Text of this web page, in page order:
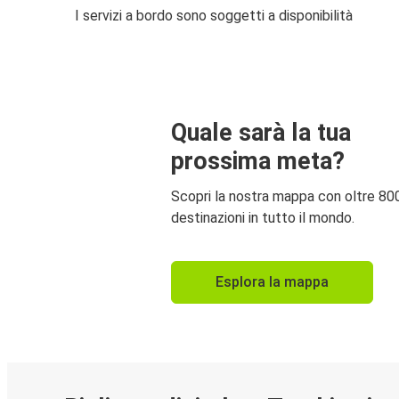
I servizi a bordo sono soggetti a disponibilità
Quale sarà la tua
prossima meta?
Scopri la nostra mappa con oltre
destinazioni in tutto il mondo.
Esplora la mappa